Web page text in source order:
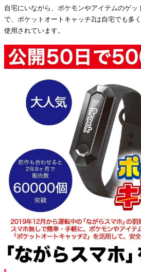
自宅にいながら、ポケモンやアイテムのゲ
で、ポケットオートキャッチ2は自宅でも多
使用されています。